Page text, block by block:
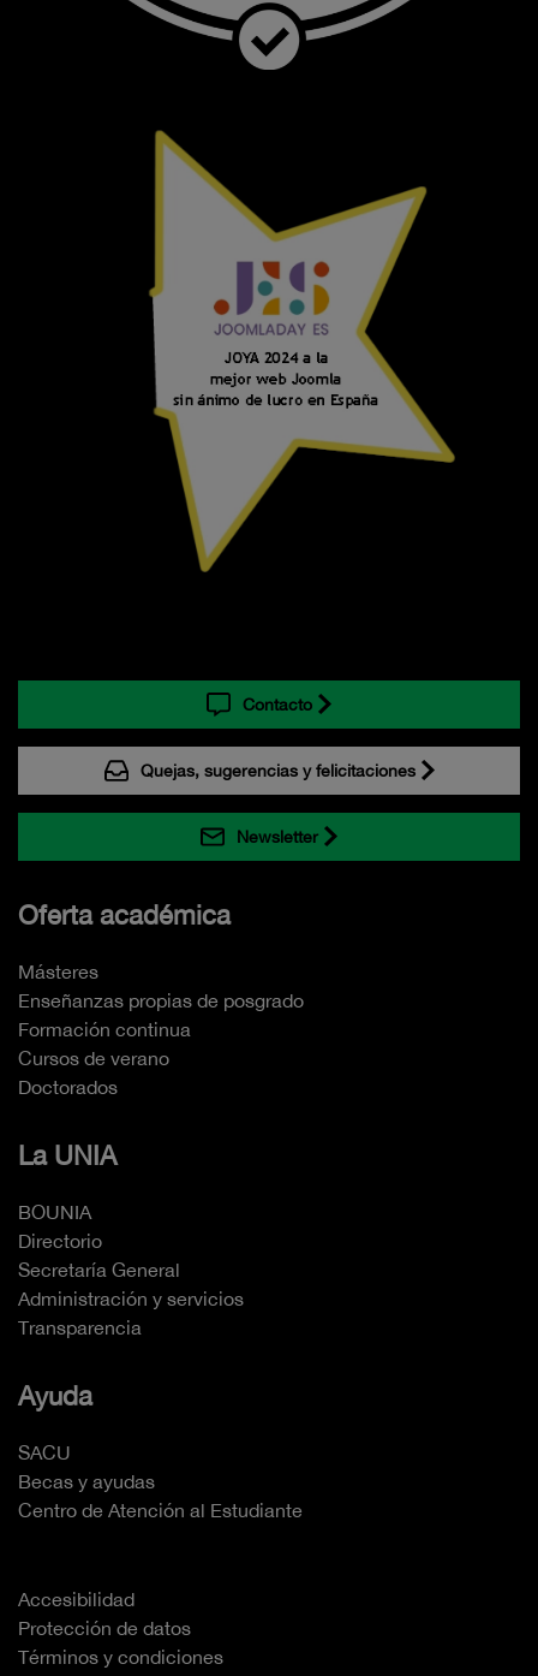
Contacto
Quejas, sugerencias y felicitaciones
Newsletter
Oferta académica
Másteres
Enseñanzas propias de posgrado
Formación continua
Cursos de verano
Doctorados
La UNIA
BOUNIA
Directorio
Secretaría General
Administración y servicios
Transparencia
Ayuda
SACU
Becas y ayudas
Centro de Atención al Estudiante
Accesibilidad
Protección de datos
Términos y condiciones